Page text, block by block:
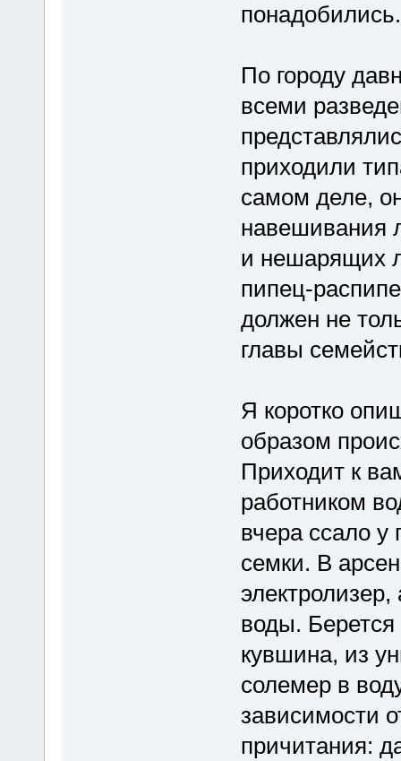
понадобились.
По городу
всеми
приходили
самом деле,
навешивания
и нешарящих
пипец-
должен не
главы
Я коротко
образом
Приходит к
работником
вчера ссало у
семки. В
воды.
кувшина, из
солемер в
зависимости
причитания: